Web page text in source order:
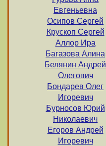
Евгеньевна
Осипов Сергей
Крускоп Сергей
Аллор Ира
Багазова Алина
Белянин Андрей
Олегович
Бондарев Олег
Игоревич
Бурносов Юрий
Николаевич
Егоров Андрей
Игоревич